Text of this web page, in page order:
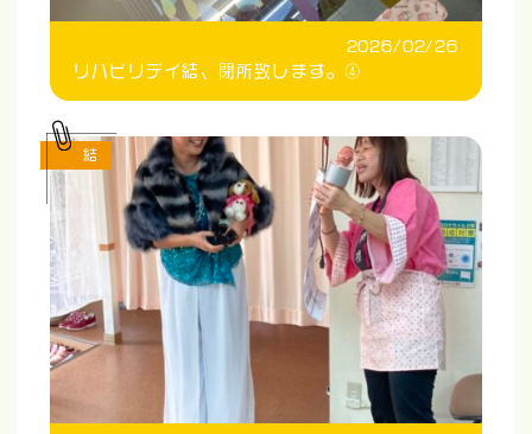
2026/02/26
リハビリデイ結、閉所致します。④
結